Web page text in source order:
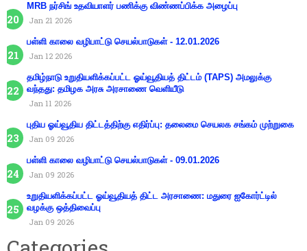
MRB நர்சிங் உதவியாளர் பணிக்கு விண்ணப்பிக்க அழைப்பு
Jan 21 2026
பள்ளி காலை வழிபாட்டு செயல்பாடுகள் - 12.01.2026
Jan 12 2026
தமிழ்நாடு உறுதியளிக்கப்பட்ட ஓய்வூதியத் திட்டம் (TAPS) அமலுக்கு
வந்தது: தமிழக அரசு அரசாணை வெளியீடு
Jan 11 2026
புதிய ஓய்வூதிய திட்டத்திற்கு எதிர்ப்பு: தலைமை செயலக சங்கம் முற்றுகை
Jan 09 2026
பள்ளி காலை வழிபாட்டு செயல்பாடுகள் - 09.01.2026
Jan 09 2026
உறுதியளிக்கப்பட்ட ஓய்வூதியத் திட்ட அரசாணை: மதுரை ஐகோர்ட்டில்
வழக்கு ஒத்திவைப்பு
Jan 09 2026